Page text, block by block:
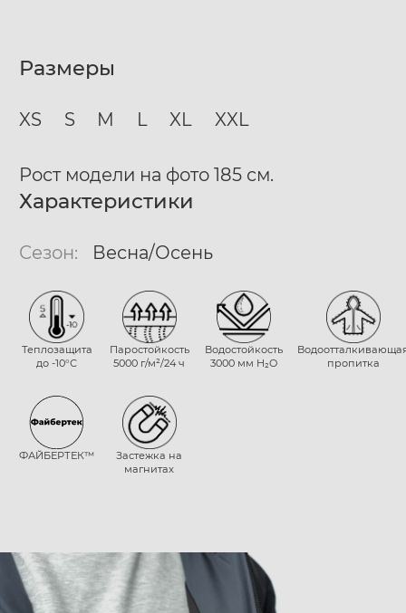
Размеры
XS S M L XL XXL
Рост модели на фото 185 см.
Характеристики
Сезон: Весна/Осень
Теплозащита
до -10°С
Паростойкость
5000 г/м²/24 ч
Водостойкость
3000 мм H₂O
пропитка
ФАЙБЕРТЕК™
Застежка на
магнитах